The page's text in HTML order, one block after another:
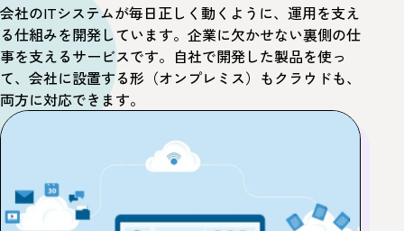
会社のITシステムが毎日正しく動くように、 運用を支え
る仕組みを開発しています。 企業に欠かせない裏側の仕
事を支えるサービスです。 自社で開発した製品を使っ
て、会社に設置する形（オンプレミス）もクラウドも、
両方に対応できます。